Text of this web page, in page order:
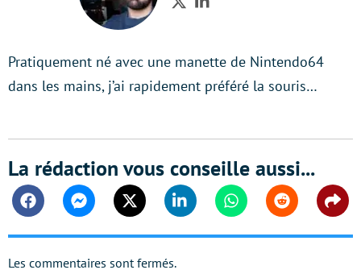
TwitterLinkedIn
Pratiquement né avec une manette de Nintendo64
dans les mains, j’ai rapidement préféré la souris…
La rédaction vous conseille aussi...
FacebookMessengerTwitter Linkedin WhatsappReddit
Les commentaires sont fermés.